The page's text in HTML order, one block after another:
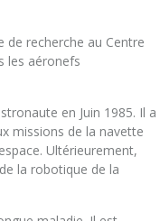
de recherche au Centre
les aéronefs
en Juin 1985. Il a
missions de la navette
Ultérieurement,
la robotique de la